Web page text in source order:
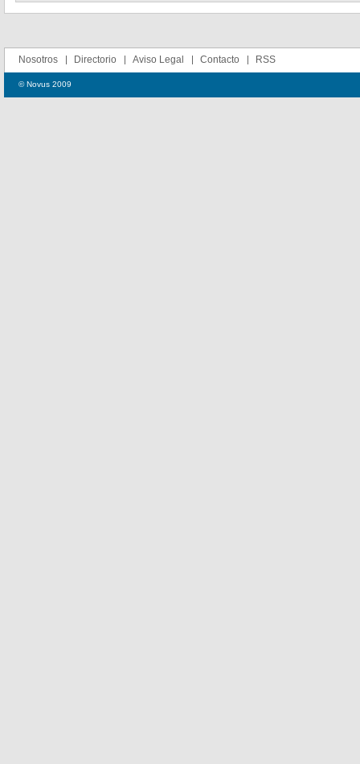
Nosotros Directorio Aviso Legal Contacto RSS
© Novus 2009